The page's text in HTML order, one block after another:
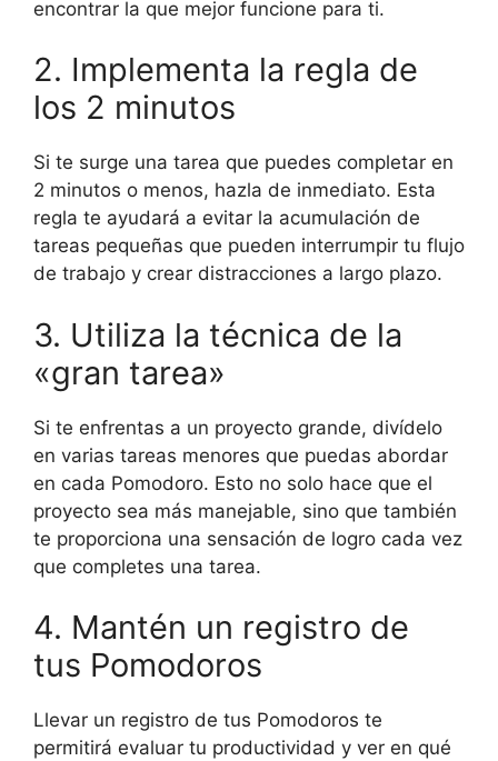
encontrar la que mejor funcione para ti.
2. Implementa la regla de
los 2 minutos
Si te surge una tarea que puedes completar en
2 minutos o menos, hazla de inmediato. Esta
regla te ayudará a evitar la acumulación de
tareas pequeñas que pueden interrumpir tu flujo
de trabajo y crear distracciones a largo plazo.
3. Utiliza la técnica de la
«gran tarea»
Si te enfrentas a un proyecto grande, divídelo
en varias tareas menores que puedas abordar
en cada Pomodoro. Esto no solo hace que el
proyecto sea más manejable, sino que también
te proporciona una sensación de logro cada vez
que completes una tarea.
4. Mantén un registro de
tus Pomodoros
Llevar un registro de tus Pomodoros te
permitirá evaluar tu productividad y ver en qué